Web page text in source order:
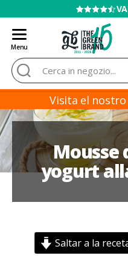
VENDITA
Menu
de
Cerca:
Visita el
Mousse
yogurt
Saltar a la